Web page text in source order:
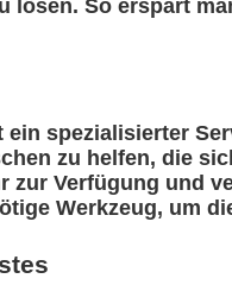
lösen. So erspart
spezialisierter
zu helfen, die
zur Verfügung und
Werkzeug, um